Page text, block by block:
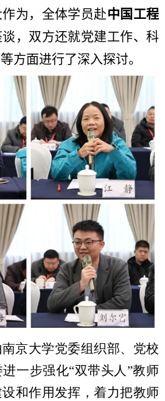
为，全体学员赴中国工程
，双方还就党建工作、科
方面进行了深入探讨。
京大学党委组织部、党校
一步强化“双带头人”教师
和作用发挥，着力把教师